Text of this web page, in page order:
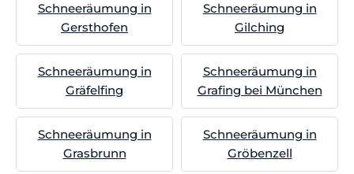
Schneeräumung in
Gersthofen
Schneeräumung in
Gilching
Schneeräumung in
Gräfelfing
Schneeräumung in
Grafing bei München
Schneeräumung in
Grasbrunn
Schneeräumung in
Gröbenzell